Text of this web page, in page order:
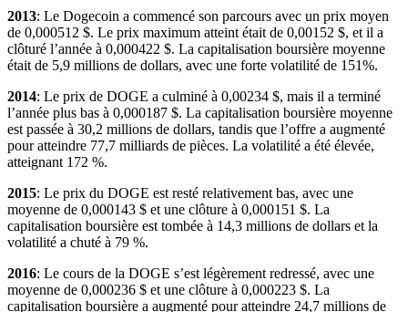
2013: Le Dogecoin a commencé son parcours avec un prix moyen
de 0,000512 $. Le prix maximum atteint était de 0,00152 $, et il a
clôturé l’année à 0,000422 $. La capitalisation boursière moyenne
était de 5,9 millions de dollars, avec une forte volatilité de 151%.
2014: Le prix de DOGE a culminé à 0,00234 $, mais il a terminé
l’année plus bas à 0,000187 $. La capitalisation boursière moyenne
est passée à 30,2 millions de dollars, tandis que l’offre a augmenté
pour atteindre 77,7 milliards de pièces. La volatilité a été élevée,
atteignant 172 %.
2015: Le prix du DOGE est resté relativement bas, avec une
moyenne de 0,000143 $ et une clôture à 0,000151 $. La
capitalisation boursière est tombée à 14,3 millions de dollars et la
volatilité a chuté à 79 %.
2016: Le cours de la DOGE s’est légèrement redressé, avec une
moyenne de 0,000236 $ et une clôture à 0,000223 $. La
capitalisation boursière a augmenté pour atteindre 24,7 millions de